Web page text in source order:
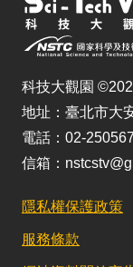
科技大觀園
地址：臺北市大
電話：02-
信箱：
隱私權保護政策
服務條款